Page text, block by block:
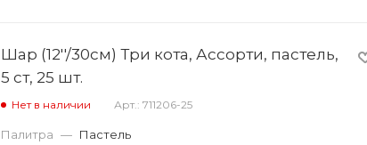
Шар (12''/30см) Три кота, Ассорти, пастель,
5 ст, 25 шт.
Нет в наличии Арт.: 711206-25
Палитра — Пастель